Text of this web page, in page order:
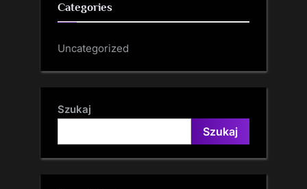
Categories
Uncategorized
Szukaj
Szukaj